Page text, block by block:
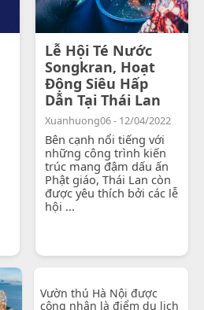
Lễ Hội Té Nước
Songkran, Hoạt
Động Siêu Hấp
Dẫn Tại Thái Lan
Xuanhuong06 - 12/04/2022
Bên cạnh nổi tiếng với
những công trình kiến
trúc mang đậm dấu ấn
Phật giáo, Thái Lan còn
được yêu thích bởi các lễ
hội ...
Vườn thú Hà Nội được
công nhận là điểm du lịch